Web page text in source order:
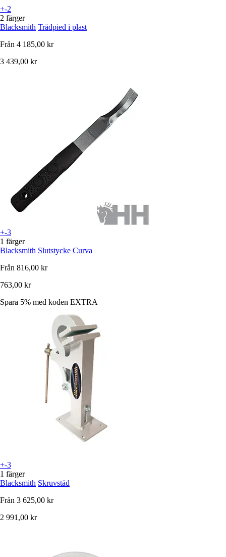
+-2
2 färger
Blacksmith Trädpied i plast
Från 4 185,00 kr
3 439,00 kr
+-3
1 färger
Blacksmith Slutstycke Curva
Från 816,00 kr
763,00 kr
Spara 5% med koden EXTRA
+-3
1 färger
Blacksmith Skruvstäd
Från 3 625,00 kr
2 991,00 kr